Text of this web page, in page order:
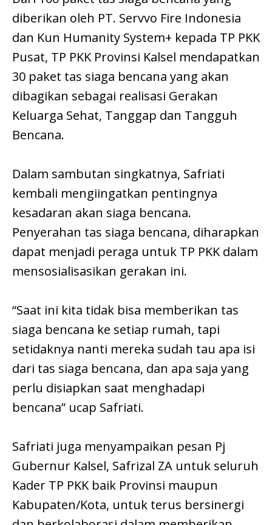
diberikan oleh PT. Servvo Fire Indonesia
dan Kun Humanity System+ kepada TP PKK
Pusat, TP PKK Provinsi Kalsel mendapatkan
30 paket tas siaga bencana yang akan
dibagikan sebagai realisasi Gerakan
Keluarga Sehat, Tanggap dan Tangguh
Bencana.
Dalam sambutan singkatnya, Safriati
kembali mengiingatkan pentingnya
kesadaran akan siaga bencana.
Penyerahan tas siaga bencana, diharapkan
dapat menjadi peraga untuk TP PKK dalam
mensosialisasikan gerakan ini.
“Saat ini kita tidak bisa memberikan tas
siaga bencana ke setiap rumah, tapi
setidaknya nanti mereka sudah tau apa isi
dari tas siaga bencana, dan apa saja yang
perlu disiapkan saat menghadapi
bencana” ucap Safriati.
Safriati juga menyampaikan pesan Pj
Gubernur Kalsel, Safrizal ZA untuk seluruh
Kader TP PKK baik Provinsi maupun
Kabupaten/Kota, untuk terus bersinergi